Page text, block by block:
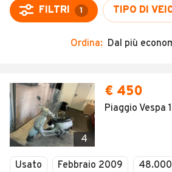
Auto Nuove
Moto
Camper
Veicoli Commerciali
Concessionari
Ordina: Dal più
4
€ 450
Piaggio Vespa
Usato Febbraio 2009